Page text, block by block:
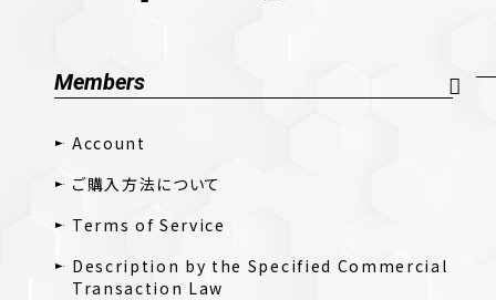
Members
Account
ご購入方法について
Terms of Service
Description by the Specified Commercial
Transaction Law